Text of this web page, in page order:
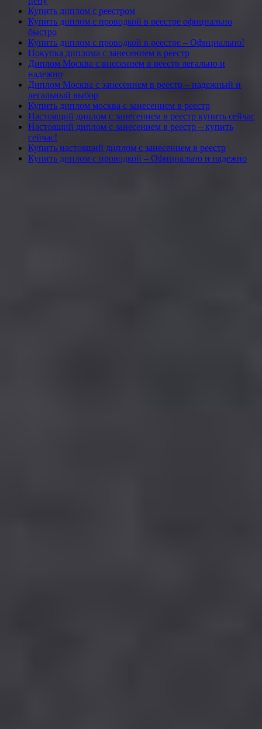
Купить диплом с реестром
Купить диплом с проводкой в реестре официально
быстро
Купить диплом с проводкой в реестре – Официально!
Покупка диплома с занесением в реестр
Диплом Москва с внесением в реестр легально и
надежно
Диплом Москва с занесением в реестр – надежный и
легальный выбор
Купить диплом москва с занесением в реестр
Настоящий диплом с занесением в реестр купить сейчас
Настоящий диплом с занесением в реестр – купить
сейчас!
Купить настоящий диплом с занесением в реестр
Купить диплом с проводкой – Официально и надежно